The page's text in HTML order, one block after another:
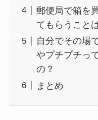
郵便局で箱を
てもらうこと
自分でその場
やプチプチっ
の？
まとめ